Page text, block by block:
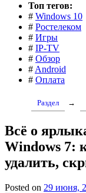
Toп тегов:
# Windows 10
# Ростелеком
# Игры
# IP-TV
# Обзор
# Android
# Оплата
Раздел →
Всё о
Windows 7:
удалить,
Posted on 29 июня,